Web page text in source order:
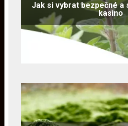
Jak si vybrat bezpečné a
kasino